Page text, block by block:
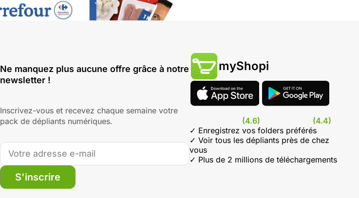
Ne manquez plus aucune offre grâce à notre
newsletter !
Inscrivez-vous et recevez chaque semaine votre
pack de dépliants numériques.
S'inscrire
myShopi
(4.6)
(4.4)
✓ Enregistrez vos folders préférés
✓ Voir tous les dépliants près de chez
vous
✓ Plus de 2 millions de téléchargements